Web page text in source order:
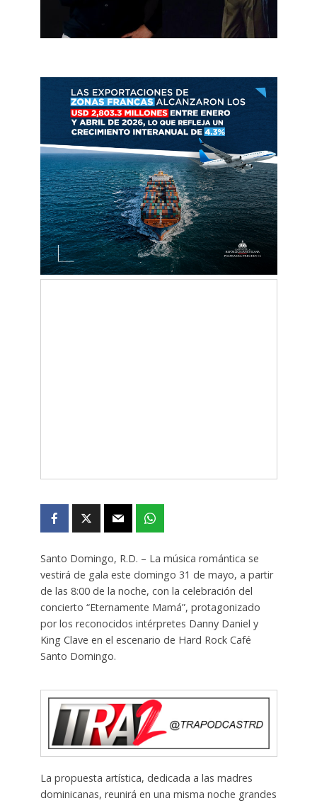
Santo Domingo, R.D. – La música romántica se
vestirá de gala este domingo 31 de mayo, a partir
de las 8:00 de la noche, con la celebración del
concierto “Eternamente Mamá”, protagonizado
por los reconocidos intérpretes Danny Daniel y
King Clave en el escenario de Hard Rock Café
Santo Domingo.
La propuesta artística, dedicada a las madres
dominicanas, reunirá en una misma noche grandes